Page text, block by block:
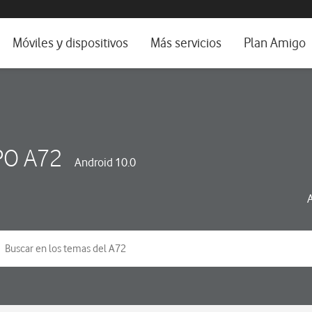
e idioma
Móviles y dispositivos Más servicios Plan Amigo
A72 Android 10.0